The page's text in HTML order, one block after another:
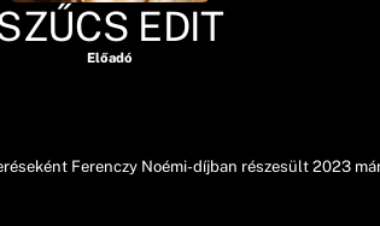
EDIT
Előadó
Ferenczy Noémi-díjban részesült 2023